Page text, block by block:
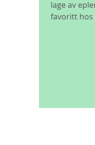
lage av
favoritt hos